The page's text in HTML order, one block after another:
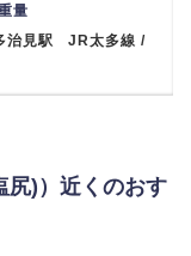
量
治見駅 JR太多線 /
尻)）近くのおす